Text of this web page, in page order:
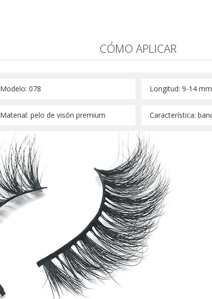
CÓMO APLICAR
Modelo: 078 Longitud: 9-14 mm
Material: pelo de visón premium